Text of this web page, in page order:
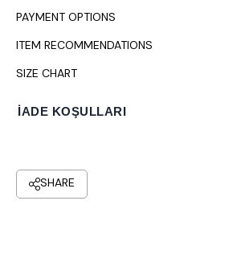
PAYMENT OPTIONS
ITEM RECOMMENDATIONS
SIZE CHART
İADE KOŞULLARI